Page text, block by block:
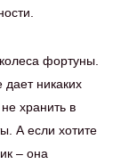
фортуны.
никаких
хранить в
А если хотите
– она